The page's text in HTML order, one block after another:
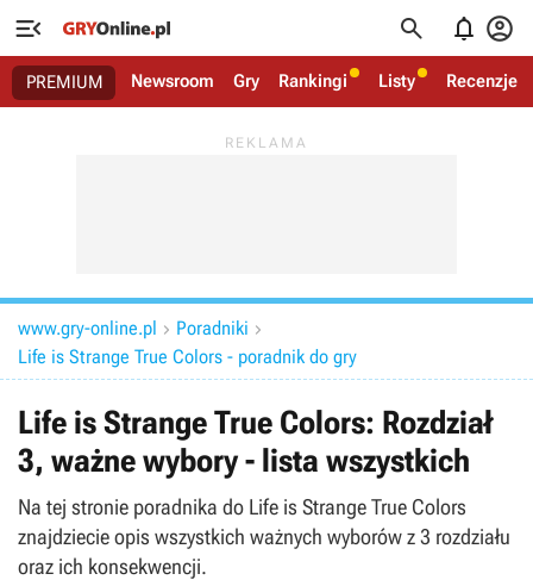
   
PREMIUM Newsroom Gry Rankingi Listy Recenzje
www.gry-online.pl  Poradniki 
Life is Strange True Colors - poradnik do gry
Life is Strange True Colors: Rozdział
3, ważne wybory - lista wszystkich
Na tej stronie poradnika do Life is Strange True Colors
znajdziecie opis wszystkich ważnych wyborów z 3 rozdziału
oraz ich konsekwencji.